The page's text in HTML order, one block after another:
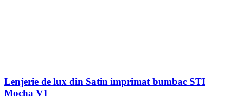
Lenjerie de lux din Satin imprimat bumbac STI
Mocha V1